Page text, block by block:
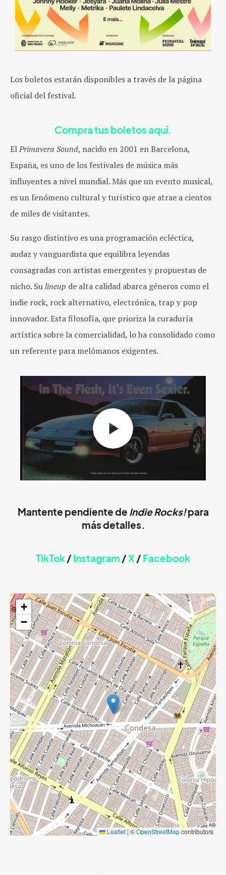
Los boletos estarán disponibles a través de la página
oficial del festival.
Compra tus boletos aquí.
ElPrimavera Sound, nacido en 2001 en Barcelona,
España, es uno de los festivales de música más
influyentes a nivel mundial. Más que un evento musical,
es un fenómeno cultural y turístico que atrae a cientos
de miles de visitantes.
Su rasgo distintivo es una programación ecléctica,
audaz y vanguardista que equilibra leyendas
consagradas con artistas emergentes y propuestas de
nicho. Sulineup de alta calidad abarca géneros como el
indie rock, rock alternativo, electrónica, trap y pop
innovador. Esta filosofía, que prioriza la curaduría
artística sobre la comercialidad, lo ha consolidado como
un referente para melómanos exigentes.
Mantente pendiente de Indie Rocks!para
más detalles.
TikTok/ Instagram /X / Facebook
+
−
Leaflet| ©OpenStreetMapcontributors